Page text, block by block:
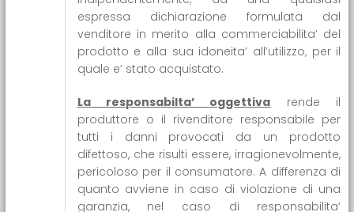
espressa dichiarazione formulata dal
venditore in merito alla commerciabilita’ del
prodotto e alla sua idoneita’ all’utilizzo, per il
quale e’ stato acquistato.
La responsabilta’ oggettiva rende il
produttore o il rivenditore responsabile per
tutti i danni provocati da un prodotto
difettoso, che risulti essere, irragionevolmente,
pericoloso per il consumatore. A differenza di
quanto avviene in caso di violazione di una
garanzia, nel caso di responsabilita’